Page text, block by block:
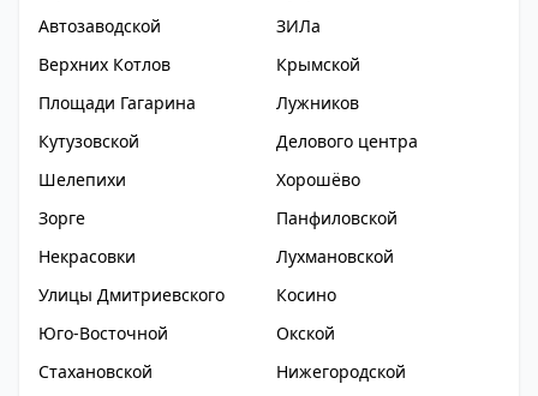
Автозаводской
ЗИЛа
Верхних Котлов
Крымской
Площади Гагарина
Лужников
Кутузовской
Делового центра
Шелепихи
Хорошёво
Зорге
Панфиловской
Некрасовки
Лухмановской
Улицы Дмитриевского
Косино
Юго-Восточной
Окской
Стахановской
Нижегородской